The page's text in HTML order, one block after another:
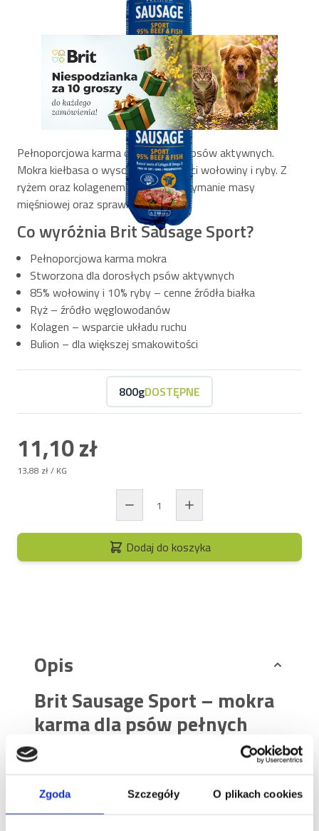
Zgoda Szczegóły O plikach cookies
Pełnoporcjowa karma dla dorosłych psów aktywnych.
Mokra kiełbasa o wysokiej zawartości wołowiny i ryby. Z
ryżem oraz kolagenem. Wspiera utrzymanie masy
mięśniowej oraz sprawne stawy.
Co wyróżnia Brit Sausage Sport?
Pełnoporcjowa karma mokra
Stworzona dla dorosłych psów aktywnych
85% wołowiny i 10% ryby – cenne źródła białka
Ryż – źródło węglowodanów
Kolagen – wsparcie układu ruchu
Bulion – dla większej smakowitości
800gDOSTĘPNE
11,10 zł
13,88 zł/ KG
Dodaj do koszyka
Opis
Brit Sausage Sport – mokra
karma dla psów pełnych
energii
towarzyszy Ci podczas długich biegów, trenuje